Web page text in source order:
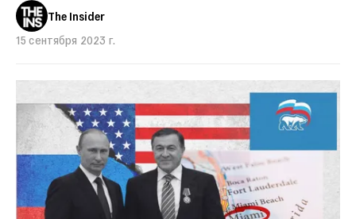
The Insider
15 сентября 2023 г.